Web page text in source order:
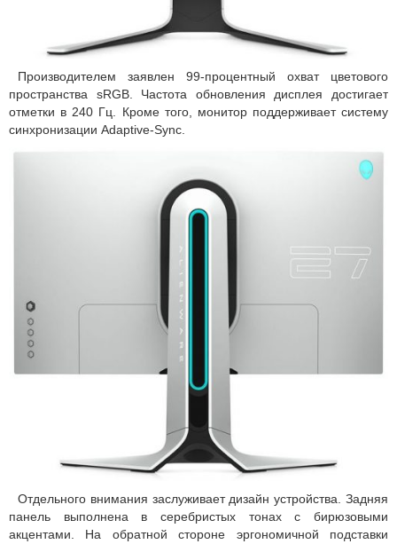
Производителем заявлен 99-процентный охват цветового
пространства sRGB. Частота обновления дисплея достигает
отметки в 240 Гц. Кроме того, монитор поддерживает систему
синхронизации Adaptive-Sync.
Отдельного внимания заслуживает дизайн устройства. Задняя
панель выполнена в серебристых тонах с бирюзовыми
акцентами. На обратной стороне эргономичной подставки